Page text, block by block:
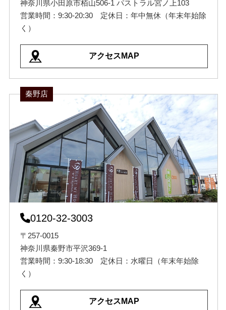
神奈川県小田原市栢山506-1 パストラル宮ノ上103
営業時間：9:30-20:30 定休日：年中無休（年末年始除
く）
アクセスMAP
秦野店
0120-32-3003
〒257-0015
神奈川県秦野市平沢369-1
営業時間：9:30-18:30 定休日：水曜日（年末年始除
く）
アクセスMAP